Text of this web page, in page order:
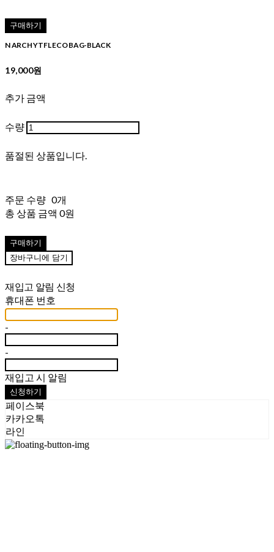
구매하기
N ARCH YTFL ECO BAG-BLACK
19,000원
추가 금액
수량
품절된 상품입니다.
주문 수량 0개
총 상품 금액 0원
구매하기
장바구니에 담기
재입고 알림 신청
휴대폰 번호
-
-
재입고 시 알림
신청하기
페이스북
카카오톡
라인